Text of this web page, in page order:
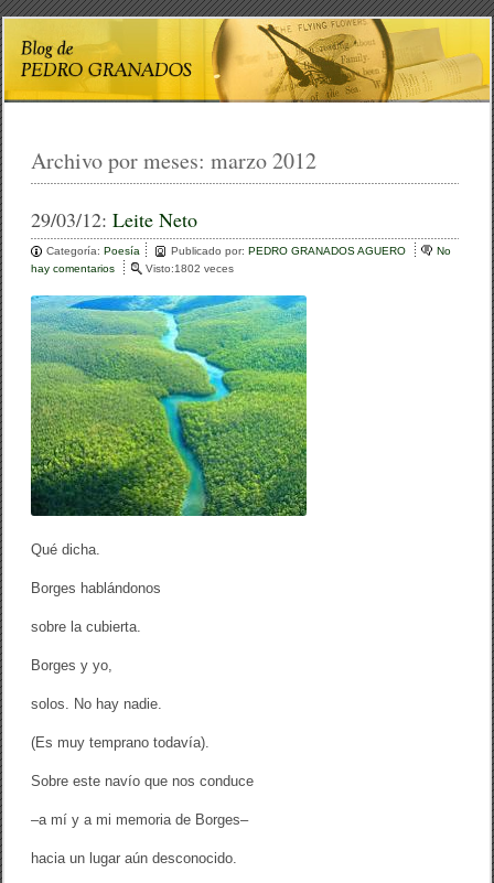
Archivo por meses:marzo 2012
29/03/12:Leite Neto
Categoría:Poesía Publicado por:PEDRO GRANADOS AGUERO
No
hay comentarios
L
e
i
t
e
N
e
t
o
Visto:1802 veces
Qué dicha.
Borges hablándonos
sobre la cubierta.
Borges y yo,
solos. No hay nadie.
(Es muy temprano todavía).
Sobre este navío que nos conduce
–a mí y a mi memoria de Borges–
hacia un lugar aún desconocido.